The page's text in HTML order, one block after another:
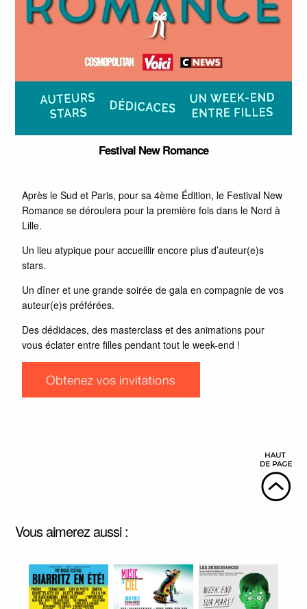
Festival New Romance
Après le Sud et Paris, pour sa 4ème Édition, le Festival New
Romance se déroulera pour la première fois dans le Nord à
Lille.
Un lieu atypique pour accueillir encore plus d’auteur(e)s
stars.
Un dîner et une grande soirée de gala en compagnie de vos
auteur(e)s préférées.
Des dédidaces, des masterclass et des animations pour
vous éclater entre filles pendant tout le week-end !
Vous aimerez aussi :